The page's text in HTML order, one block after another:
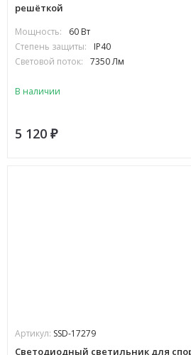
решёткой
Мощность:
60 Вт
Степень защиты:
IP40
Световой поток:
7350 Лм
В наличии
5 120 ₽
Артикул: SSD-17279
Светодиодный светильник для